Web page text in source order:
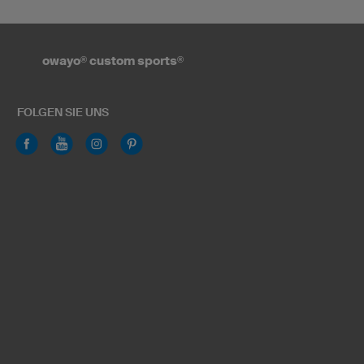
owayo® custom sports®
FOLGEN SIE UNS